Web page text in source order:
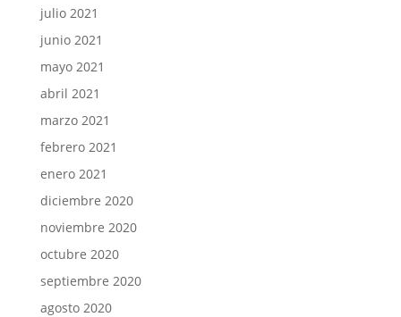
julio 2021
junio 2021
mayo 2021
abril 2021
marzo 2021
febrero 2021
enero 2021
diciembre 2020
noviembre 2020
octubre 2020
septiembre 2020
agosto 2020